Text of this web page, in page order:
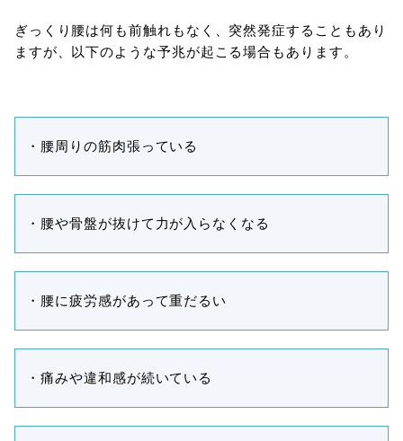
ぎっくり腰は何も前触れもなく、突然発症することもあり
ますが、以下のような予兆が起こる場合もあります。
・腰周りの筋肉張っている
・腰や骨盤が抜けて力が入らなくなる
・腰に疲労感があって重だるい
・痛みや違和感が続いている